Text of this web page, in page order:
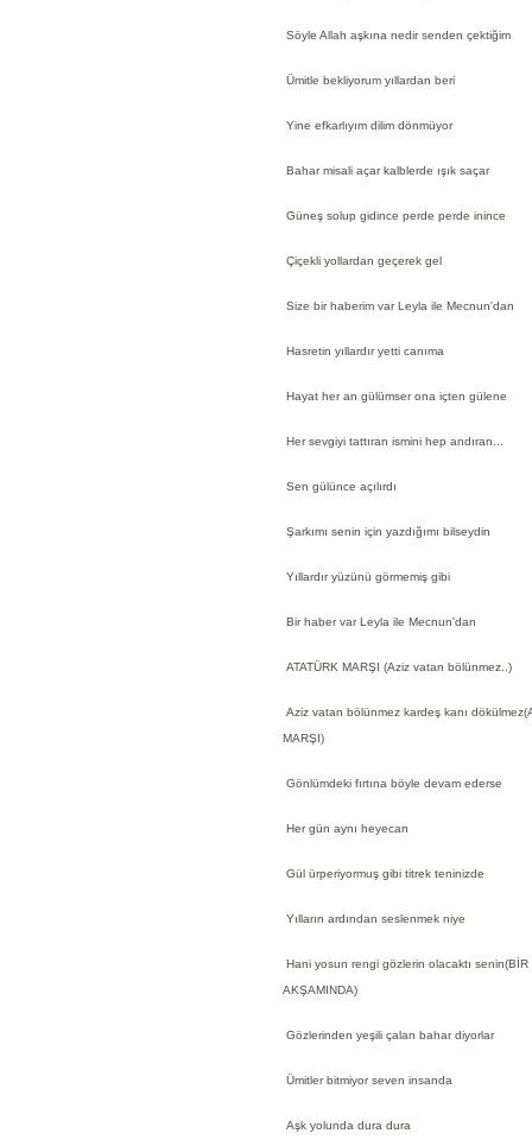
Söyle Allah aşkına nedir senden çektiğim
Ümitle bekliyorum yıllardan beri
Yine efkarlıyım dilim dönmüyor
Bahar misali açar kalblerde ışık saçar
Güneş solup gidince perde perde inince
Çiçekli yollardan geçerek gel
Size bir haberim var Leyla ile Mecnun'dan
Hasretin yıllardır yetti canıma
Hayat her an gülümser ona içten gülene
Her sevgiyi tattıran ismini hep andıran...
Sen gülünce açılırdı
Şarkımı senin için yazdığımı bilseydin
Yıllardır yüzünü görmemiş gibi
Bir haber var Leyla ile Mecnun'dan
ATATÜRK MARŞI (Aziz vatan bölünmez..)
Aziz vatan bölünmez kardeş kanı
MARŞI)
Gönlümdeki fırtına böyle devam ederse
Her gün aynı heyecan
Gül ürperiyormuş gibi titrek teninizde
Yılların ardından seslenmek niye
Hani yosun rengi gözlerin olacaktı senin(BİR
AKŞAMINDA)
Gözlerinden yeşili çalan bahar diyorlar
Ümitler bitmiyor seven insanda
Aşk yolunda dura dura